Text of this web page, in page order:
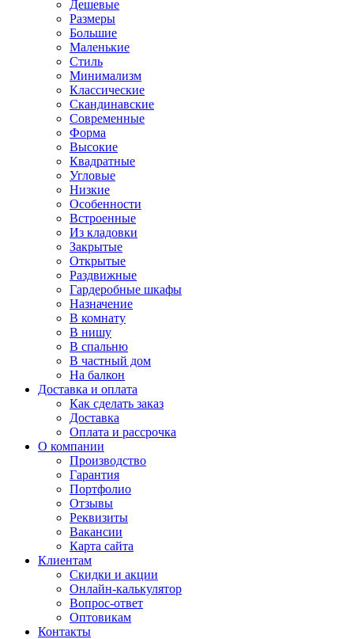
Дешевые
Размеры
Большие
Маленькие
Стиль
Минимализм
Классические
Скандинавские
Современные
Форма
Высокие
Квадратные
Угловые
Низкие
Особенности
Встроенные
Из кладовки
Закрытые
Открытые
Раздвижные
Гардеробные шкафы
Назначение
В комнату
В нишу
В спальню
В частный дом
На балкон
Доставка и оплата
Как сделать заказ
Доставка
Оплата и рассрочка
О компании
Производство
Гарантия
Портфолио
Отзывы
Реквизиты
Вакансии
Карта сайта
Клиентам
Скидки и акции
Онлайн-калькулятор
Вопрос-ответ
Оптовикам
Контакты